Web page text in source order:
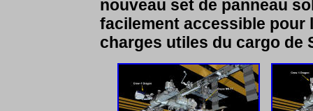
nouveau set de panneau
facilement accessible pour
charges utiles du cargo de